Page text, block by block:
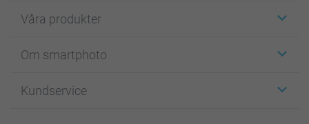
Våra produkter
Fotokort
Fotoböcker
Om smartphoto
För affiliates
Kundservice